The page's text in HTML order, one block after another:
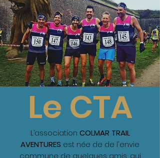
Le CTA
L’association COLMAR TRAIL
AVENTURES est née de de l'envie
commune de quelques amis, qui